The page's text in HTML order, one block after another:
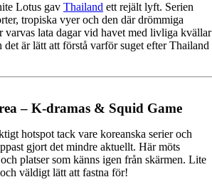
Lotus gav Thailand ett rejält lyft. Serien
tropiska vyer och den där drömmiga
varvas lata dagar vid havet med livliga kvällar
det är lätt att förstå varför suget efter Thailand
– K‑dramas & Squid Game
hotspot tack vare koreanska serier och
gjort det mindre aktuellt. Här möts
platser som känns igen från skärmen. Lite
väldigt lätt att fastna för!